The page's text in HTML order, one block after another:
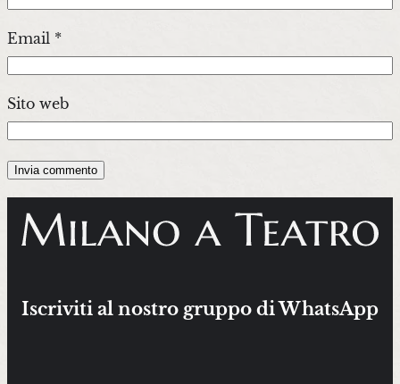
Email *
Sito web
Iscriviti al nostro gruppo di WhatsApp